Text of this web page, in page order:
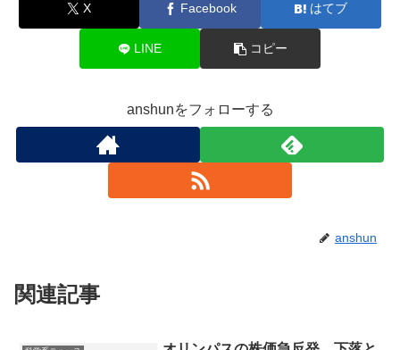
X Facebook はてブ
LINE コピー
anshunをフォローする
anshun
関連記事